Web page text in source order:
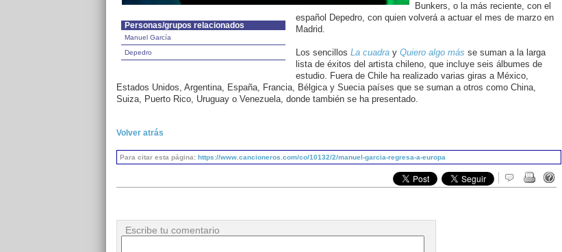
Personas/grupos relacionados
Manuel García
Depedro
Bunkers, o la más reciente, con el
español Depedro, con quien volverá a actuar el mes de marzo en
Madrid.
Los sencillos La cuadray Quiero algo más se suman a la larga
lista de éxitos del artista chileno, que incluye seis álbumes de
estudio. Fuera de Chile ha realizado varias giras a México,
Estados Unidos, Argentina, España, Francia, Bélgica y Suecia países que se suman a otros como China,
Suiza, Puerto Rico, Uruguay o Venezuela, donde también se ha presentado.
Volver atrás
Para citar esta página: https://www.cancioneros.com/co/10132/2/manuel-garcia-regresa-a-europa
Escribe tu comentario